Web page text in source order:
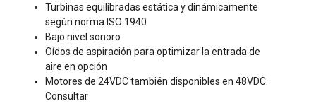
Turbinas equilibradas estática y dinámicamente
según norma ISO 1940
Bajo nivel sonoro
Oídos de aspiración para optimizar la entrada de
aire en opción
Motores de 24VDC también disponibles en 48VDC.
Consultar